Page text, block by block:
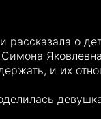
рассказала о
и их